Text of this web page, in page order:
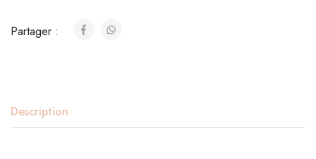
Partager :
Description